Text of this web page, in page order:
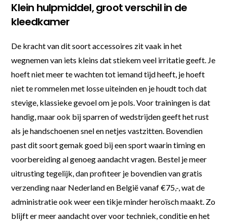
Klein hulpmiddel, groot verschil in de
kleedkamer
De kracht van dit soort accessoires zit vaak in het
wegnemen van iets kleins dat stiekem veel irritatie geeft. Je
hoeft niet meer te wachten tot iemand tijd heeft, je hoeft
niet te rommelen met losse uiteinden en je houdt toch dat
stevige, klassieke gevoel om je pols. Voor trainingen is dat
handig, maar ook bij sparren of wedstrijden geeft het rust
als je handschoenen snel en netjes vastzitten. Bovendien
past dit soort gemak goed bij een sport waarin timing en
voorbereiding al genoeg aandacht vragen. Bestel je meer
uitrusting tegelijk, dan profiteer je bovendien van gratis
verzending naar Nederland en België vanaf €75,-, wat de
administratie ook weer een tikje minder heroïsch maakt. Zo
blijft er meer aandacht over voor techniek, conditie en het